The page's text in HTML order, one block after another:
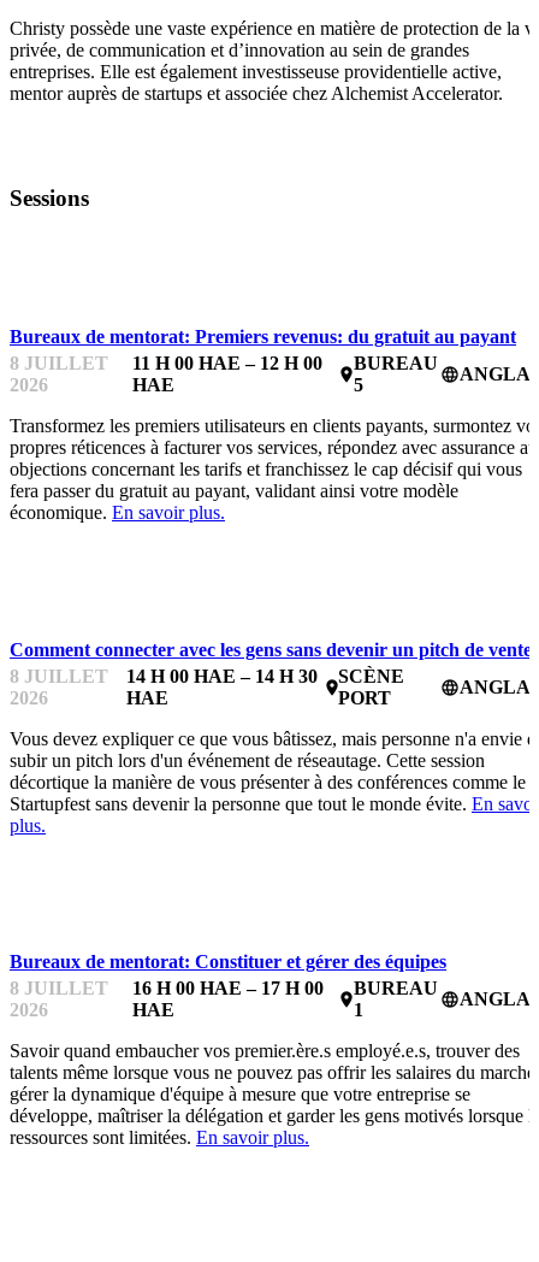
Christy possède une vaste expérience en matière de protection de la
privée, de communication et d’innovation au sein de grandes
entreprises. Elle est également investisseuse providentielle active,
mentor auprès de startups et associée chez Alchemist Accelerator.
Sessions
Bureaux de mentorat: Premiers revenus: du gratuit au payant
8 JUILLET
2026
11 H 00 HAE – 12 H 00
HAE
place
BUREAU
5
language
Transformez les premiers utilisateurs en clients payants, surmontez
propres réticences à facturer vos services, répondez avec assurance
objections concernant les tarifs et franchissez le cap décisif qui vous
fera passer du gratuit au payant, validant ainsi votre modèle
économique. En savoir plus.
Comment connecter avec les gens sans devenir un pitch de vente
8 JUILLET
2026
14 H 00 HAE – 14 H 30
HAE
place
SCÈNE
PORT
language
Vous devez expliquer ce que vous bâtissez, mais personne n'a envie
subir un pitch lors d'un événement de réseautage. Cette session
décortique la manière de vous présenter à des conférences comme le
Startupfest sans devenir la personne que tout le monde évite. En
plus.
Bureaux de mentorat: Constituer et gérer des équipes
8 JUILLET
2026
16 H 00 HAE – 17 H 00
HAE
place
BUREAU
1
language
Savoir quand embaucher vos premier.ère.s employé.e.s, trouver des
talents même lorsque vous ne pouvez pas offrir les salaires du marché,
gérer la dynamique d'équipe à mesure que votre entreprise se
développe, maîtriser la délégation et garder les gens motivés lorsque
ressources sont limitées. En savoir plus.